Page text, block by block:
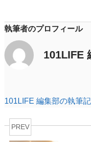
執筆者のプロフィール
101LIFE
101LIFE 編集部の執筆
PREV